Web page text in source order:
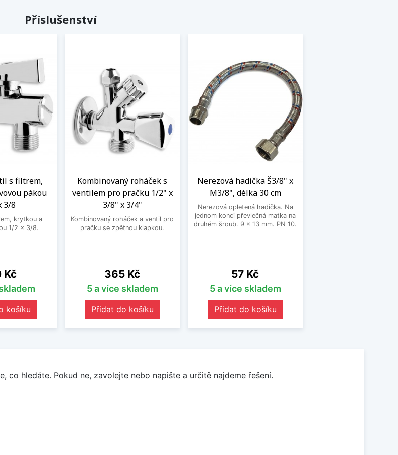
Příslušenství
s filtrem,
pákou
3/8
krytkou a
1/2 x 3/8.
Kč
košíku
Kombinovaný roháček s
ventilem pro pračku 1/2" x
3/8" x 3/4"
Kombinovaný roháček a ventil pro
pračku se zpětnou klapkou.
Cena
365 Kč
5 a více skladem
Přidat do košíku
Nerezová hadička Š3/8" x
M3/8", délka 30 cm
Nerezová opletená hadička. Na
jednom konci převlečná matka na
druhém šroub. 9 x 13 mm. PN 10.
Cena
57 Kč
5 a více skladem
Přidat do košíku
co hledáte. Pokud ne, zavolejte nebo napište a určitě najdeme řešení.